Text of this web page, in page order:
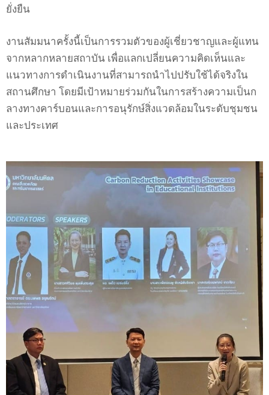
ยั่งยืน
งานสัมมนาครั้งนี้เป็นการรวมตัวของผู้เชี่ยวชาญและผู้แทน
จากหลากหลายสถาบัน เพื่อแลกเปลี่ยนความคิดเห็นและ
แนวทางการดำเนินงานที่สามารถนำไปปรับใช้ได้จริงใน
สถานศึกษา โดยมีเป้าหมายร่วมกันในการสร้างความเป็นก
ลางทางคาร์บอนและการอนุรักษ์สิ่งแวดล้อมในระดับชุมชน
และประเทศ